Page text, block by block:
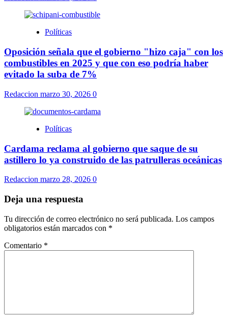
Políticas
Oposición señala que el gobierno "hizo caja" con los
combustibles en 2025 y que con eso podría haber
evitado la suba de 7%
Redaccion marzo 30, 2026 0
Políticas
Cardama reclama al gobierno que saque de su
astillero lo ya construido de las patrulleras oceánicas
Redaccion marzo 28, 2026 0
Deja una respuesta
Tu dirección de correo electrónico no será publicada. Los campos
obligatorios están marcados con *
Comentario *